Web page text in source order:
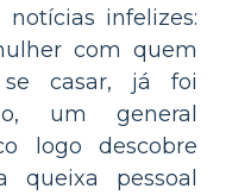
infelizes:
com quem
se casar, já foi
um general
logo descobre
pessoal